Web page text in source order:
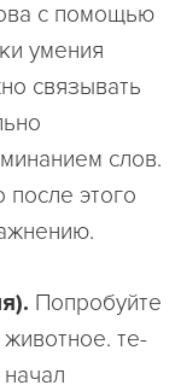
с помощью
умения
связывать
слов.
этого
Попробуйте
те-